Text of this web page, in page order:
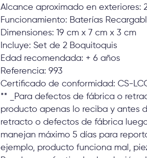
Alcance aproximado en exteriores:
Funcionamiento: Baterías
Dimensiones: 19 cm x 7 cm x 3 cm
Incluye: Set de 2 Boquitoquis
Edad recomendada: + 6 años
Referencia: 993
Certificado de conformidad: CS-
** _Para defectos de fábrica o
producto apenas lo reciba y antes
retracto o defectos de fábrica
manejan máximo 5 días para
ejemplo, producto funciona mal,